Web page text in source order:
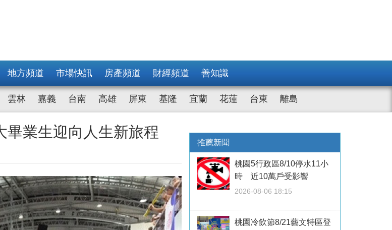
地方頻道 市場快訊 房產頻道 財經頻道 善知識
雲林 嘉義 台南 高雄 屏東 基隆 宜蘭 花蓮 台東 離島
業生迎向人生新旅程
推薦新聞
桃園5行政區8/10停水11小
時 近10萬戶受影響
2026-08-06 18:15
桃園冷飲節8/21藝文特區登